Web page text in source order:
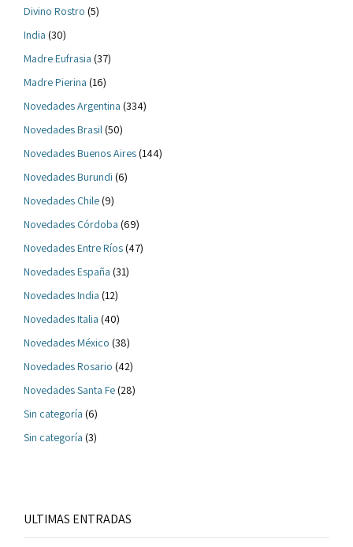
Divino Rostro (5)
India (30)
Madre Eufrasia (37)
Madre Pierina (16)
Novedades Argentina (334)
Novedades Brasil (50)
Novedades Buenos Aires (144)
Novedades Burundi (6)
Novedades Chile (9)
Novedades Córdoba (69)
Novedades Entre Ríos (47)
Novedades España (31)
Novedades India (12)
Novedades Italia (40)
Novedades México (38)
Novedades Rosario (42)
Novedades Santa Fe (28)
Sin categoría (6)
Sin categoría (3)
ULTIMAS ENTRADAS